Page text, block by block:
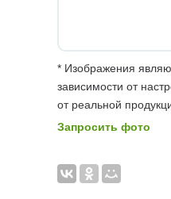
* Изображения
зависимости от
от реальной
Запросить фото